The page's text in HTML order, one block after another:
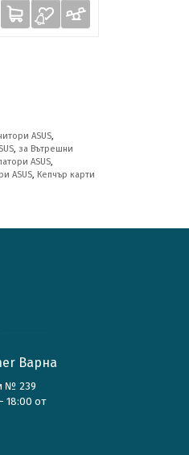
ASUS,
, за Вътрешни
ASUS,
ASUS, Кепчър карти
Варна
№ 239
18:00 от